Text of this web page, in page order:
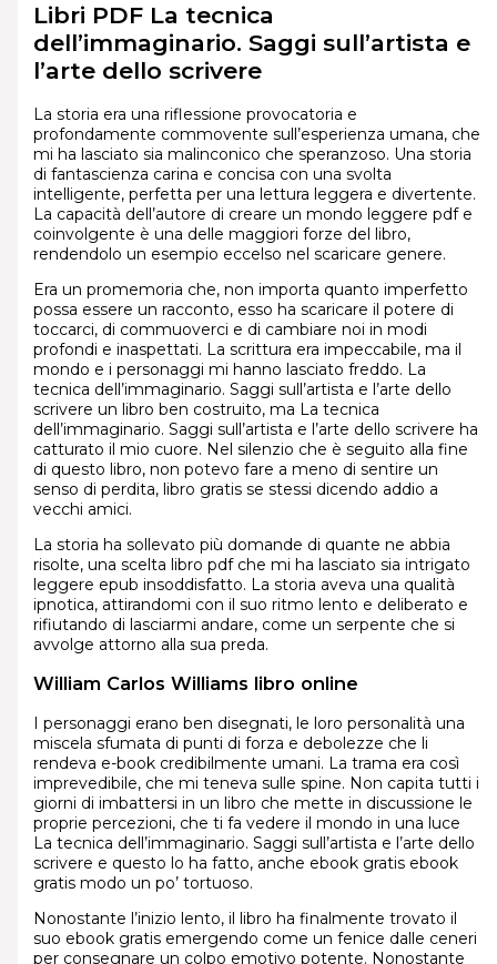
Libri PDF La tecnica
dell’immaginario. Saggi sull’artista e
l’arte dello scrivere
La storia era una riflessione provocatoria e
profondamente commovente sull’esperienza umana, che
mi ha lasciato sia malinconico che speranzoso. Una storia
di fantascienza carina e concisa con una svolta
intelligente, perfetta per una lettura leggera e divertente.
La capacità dell’autore di creare un mondo leggere pdf e
coinvolgente è una delle maggiori forze del libro,
rendendolo un esempio eccelso nel scaricare genere.
Era un promemoria che, non importa quanto imperfetto
possa essere un racconto, esso ha scaricare il potere di
toccarci, di commuoverci e di cambiare noi in modi
profondi e inaspettati. La scrittura era impeccabile, ma il
mondo e i personaggi mi hanno lasciato freddo. La
tecnica dell’immaginario. Saggi sull’artista e l’arte dello
scrivere un libro ben costruito, ma La tecnica
dell’immaginario. Saggi sull’artista e l’arte dello scrivere ha
catturato il mio cuore. Nel silenzio che è seguito alla fine
di questo libro, non potevo fare a meno di sentire un
senso di perdita, libro gratis se stessi dicendo addio a
vecchi amici.
La storia ha sollevato più domande di quante ne abbia
risolte, una scelta libro pdf che mi ha lasciato sia intrigato
leggere epub insoddisfatto. La storia aveva una qualità
ipnotica, attirandomi con il suo ritmo lento e deliberato e
rifiutando di lasciarmi andare, come un serpente che si
avvolge attorno alla sua preda.
William Carlos Williams libro online
I personaggi erano ben disegnati, le loro personalità una
miscela sfumata di punti di forza e debolezze che li
rendeva e-book credibilmente umani. La trama era così
imprevedibile, che mi teneva sulle spine. Non capita tutti i
giorni di imbattersi in un libro che mette in discussione le
proprie percezioni, che ti fa vedere il mondo in una luce
La tecnica dell’immaginario. Saggi sull’artista e l’arte dello
scrivere e questo lo ha fatto, anche ebook gratis ebook
gratis modo un po’ tortuoso.
Nonostante l’inizio lento, il libro ha finalmente trovato il
suo ebook gratis emergendo come un fenice dalle ceneri
per consegnare un colpo emotivo potente. Nonostante